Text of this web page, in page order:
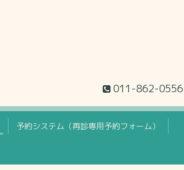
011-862-0556
予約システム（再診専用予約フォーム）